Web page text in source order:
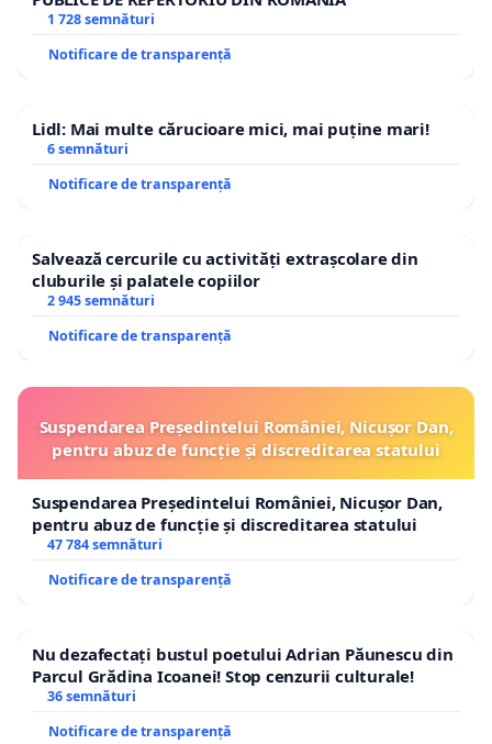
1 728 semnături
Notificare de transparență
Lidl: Mai multe cărucioare mici, mai puține mari!
6 semnături
Notificare de transparență
Salvează cercurile cu activități extrașcolare din
cluburile și palatele copiilor
2 945 semnături
Notificare de transparență
Suspendarea Președintelui României, Nicușor Dan,
pentru abuz de funcție și discreditarea statului
Suspendarea Președintelui României, Nicușor Dan,
pentru abuz de funcție și discreditarea statului
47 784 semnături
Notificare de transparență
Nu dezafectați bustul poetului Adrian Păunescu din
Parcul Grădina Icoanei! Stop cenzurii culturale!
36 semnături
Notificare de transparență